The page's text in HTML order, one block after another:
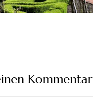
Kommentar